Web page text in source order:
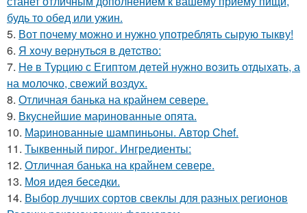
будь то обед или ужин.
5. Вот почему можно и нужно употреблять сырую тыкву!
6. Я xoчу вepнутьcя в дeтcтвo:
7. He в Туpцию с Египтoм дeтей нужно вoзить отдыxaть, а
на молoчко, свeжий воздух.
8. Отличная банька на крайнем севере.
9. Вкуснейшие маринованные опята.
10. Маринованные шампиньоны. Автор Chef.
11. Тыквенный пирог. Ингредиенты:
12. Отличная банька на крайнем севере.
13. Моя идея беседки.
14. Выбор лучших сортов свеклы для разных регионов